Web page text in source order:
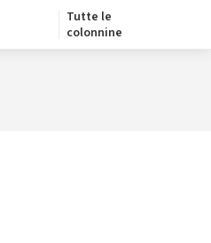
Tutte le
colonnine